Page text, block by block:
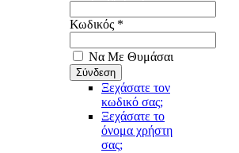
Κωδικός *
Να Με Θυμάσαι
Ξεχάσατε τον
κωδικό σας;
Ξεχάσατε το
όνομα χρήστη
σας;